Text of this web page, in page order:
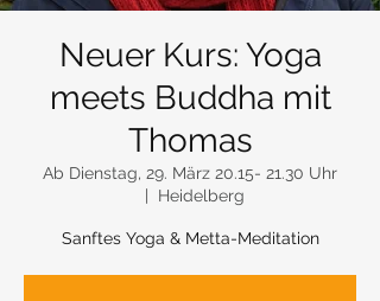
Neuer Kurs: Yoga
meets Buddha mit
Thomas
Ab Dienstag, 29. März 20.15- 21.30 Uhr
Heidelberg
Sanftes Yoga & Metta-Meditation